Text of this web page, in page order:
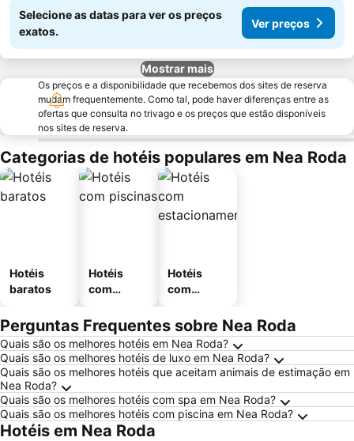
Selecione as datas para ver os preços
exatos.
Ver preços
Mostrar mais
Os preços e a disponibilidade que recebemos dos sites de reserva
mudam frequentemente. Como tal, pode haver diferenças entre as
ofertas que consulta no trivago e os preços que estão disponíveis
nos sites de reserva.
Categorias de hotéis populares em Nea Roda
Hotéis
baratos
Hotéis
com
Hotéis
com
mento
Perguntas Frequentes sobre Nea Roda
Quais são os melhores hotéis em Nea Roda?
Quais são os melhores hotéis de luxo em Nea Roda?
Quais são os melhores hotéis que aceitam animais de estimação em
Nea Roda?
Quais são os melhores hotéis com spa em Nea Roda?
Quais são os melhores hotéis com piscina em Nea Roda?
Hotéis em Nea Roda